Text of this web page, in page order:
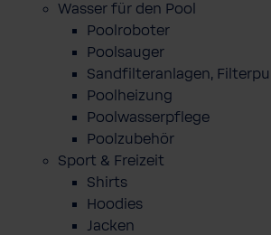
Wasser für den Pool
Poolroboter
Poolsauger
Sandfilteranlagen,
Poolheizung
Poolwasserpflege
Poolzubehör
Sport & Freizeit
Shirts
Hoodies
Jacken